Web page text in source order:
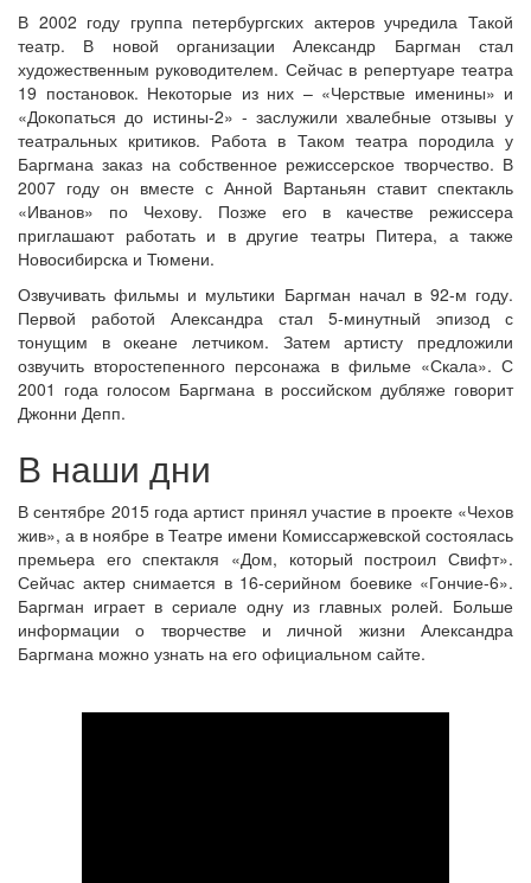
В 2002 году группа петербургских актеров учредила Такой
театр. В новой организации Александр Баргман стал
художественным руководителем. Сейчас в репертуаре театра
19 постановок. Некоторые из них – «Черствые именины» и
«Докопаться до истины-2» - заслужили хвалебные отзывы у
театральных критиков. Работа в Таком театра породила у
Баргмана заказ на собственное режиссерское творчество. В
2007 году он вместе с Анной Вартаньян ставит спектакль
«Иванов» по Чехову. Позже его в качестве режиссера
приглашают работать и в другие театры Питера, а также
Новосибирска и Тюмени.
Озвучивать фильмы и мультики Баргман начал в 92-м году.
Первой работой Александра стал 5-минутный эпизод с
тонущим в океане летчиком. Затем артисту предложили
озвучить второстепенного персонажа в фильме «Скала». С
2001 года голосом Баргмана в российском дубляже говорит
Джонни Депп.
В наши дни
В сентябре 2015 года артист принял участие в проекте «Чехов
жив», а в ноябре в Театре имени Комиссаржевской состоялась
премьера его спектакля «Дом, который построил Свифт».
Сейчас актер снимается в 16-серийном боевике «Гончие-6».
Баргман играет в сериале одну из главных ролей. Больше
информации о творчестве и личной жизни Александра
Баргмана можно узнать на его официальном сайте.